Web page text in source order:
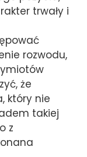
trwały i
rozwodu,
że
który nie
takiej
z